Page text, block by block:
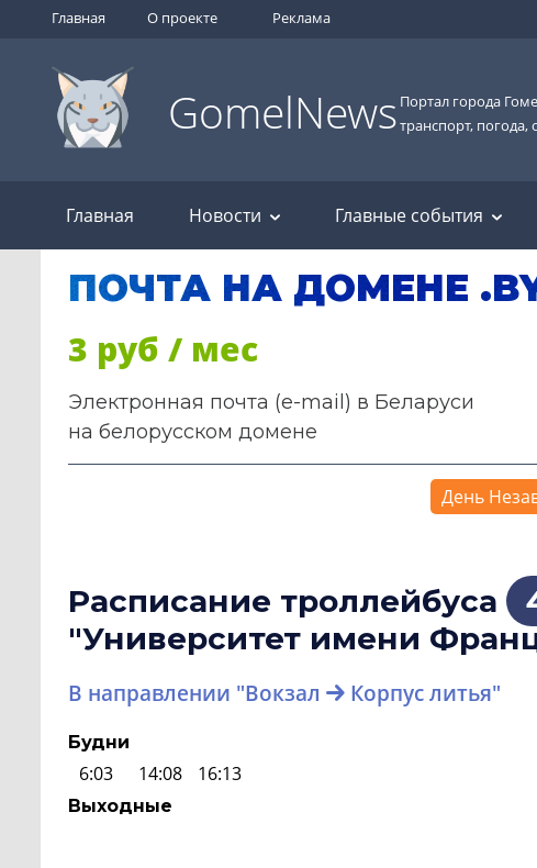
Главная О проекте Реклама
GomelNews Портал города
транспорт, погода,
Главная Новости Главные события
ПОЧТА НА ДОМЕНЕ
3 руб / мес
Электронная почта (e-mail) в Беларуси
на белорусском домене
День
Расписание троллейбуса
"Университет имени
В направлении "Вокзал Корпус литья"
Будни
6:03 14:08 16:13
Выходные